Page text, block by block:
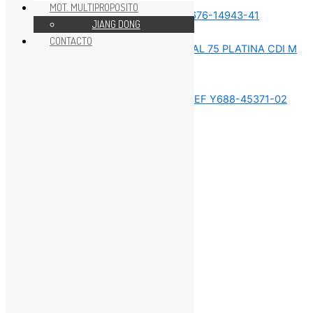
REPUESTOS MOTOR 75HP
MOT. MULTIPROPOSITO
JIANG DONG
CONTACTO